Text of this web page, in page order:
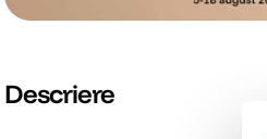
Descriere